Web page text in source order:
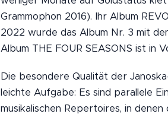
Grammophon 2016). Ihr Album
2022 wurde das Album Nr. 3 mit
Album THE FOUR SEASONS ist in
Die besondere Qualität der
leichte Aufgabe: Es sind parallele
musikalischen Repertoires, in